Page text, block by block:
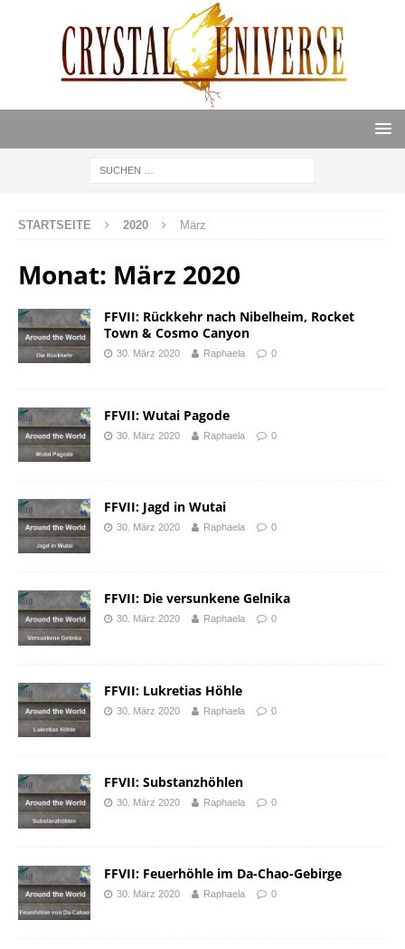
STARTSEITE 2020 März
Monat: März 2020
FFVII: Rückkehr nach Nibelheim, Rocket
Town & Cosmo Canyon
30. März 2020 Raphaela 0
FFVII: Wutai Pagode
30. März 2020 Raphaela 0
FFVII: Jagd in Wutai
30. März 2020 Raphaela 0
FFVII: Die versunkene Gelnika
30. März 2020 Raphaela 0
FFVII: Lukretias Höhle
30. März 2020 Raphaela 0
FFVII: Substanzhöhlen
30. März 2020 Raphaela 0
FFVII: Feuerhöhle im Da-Chao-Gebirge
30. März 2020 Raphaela 0